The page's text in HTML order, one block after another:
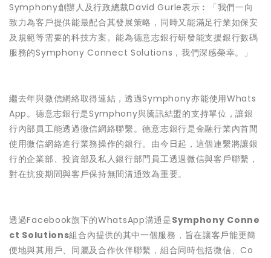
Symphony創辦人及行政總裁David Gurle表示︰「我們一向
致力為客戶提供能最配合其發展策略，同時又能滿足行業如保安
及規範等需要的科技方案。能為德意志銀行研發能支援銀行數碼
服務的Symphony Connect Solutions，我們深感榮幸。」
繼去年與微信網絡取得連結，透過Symphony亦能使用Whats
App。德意志銀行是Symphony與騰訊結盟的支持單位，讓銀
行內部員工能透過微信網絡聯繫。德意志銀行是金融行業內首間
使用微信網絡進行業務操作的銀行。由今日起，這個連繫將讓銀
行的企業部、投資部及私人銀行部門員工透過微信與客戶聯繫，
對在抗疫期間與客戶保持無間溝通致為重要。
透過Facebook旗下的WhatsApp溝通是Symphony Conne
ct Solutions組合內提供的其中一個服務，旨在讓客戶能更簡
便地與其用戶、同屬及合作伙伴聯繫，組合同時包括微信、Co